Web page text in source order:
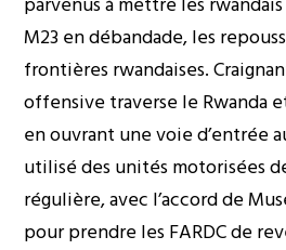
M23 en débandade, les
frontières rwandaises.
offensive traverse le Rwanda
en ouvrant une voie d’entrée
utilisé des unités motorisées
régulière, avec l’accord de
pour prendre les FARDC de